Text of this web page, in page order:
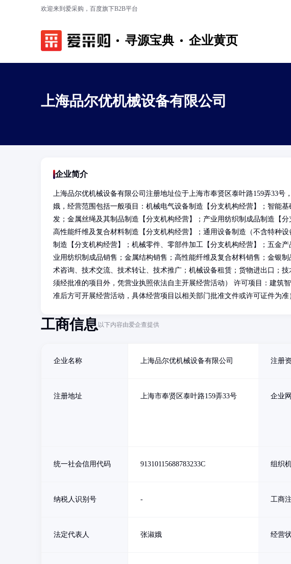
欢迎来到爱采购，百度旗下B2B平台
寻源宝典 企业黄页
上海品尔优机械设备有限公司
企业简介
上海品尔优机械设备有限公司注册地址位于上海市奉贤区泰叶路159弄33
娥，经营范围包括一般项目：机械电气设备制造【分支机构经营】；智能
发；金属丝绳及其制品制造【分支机构经营】；产业用纺织制成品制造【
高性能纤维及复合材料制造【分支机构经营】；通用设备制造（不含特种
制造【分支机构经营】；机械零件、零部件加工【分支机构经营】；五金
业用纺织制成品销售；金属结构销售；高性能纤维及复合材料销售；金银
术咨询、技术交流、技术转让、技术推广；机械设备租赁；货物进出口；
须经批准的项目外，凭营业执照依法自主开展经营活动） 许可项目：建筑
准后方可开展经营活动，具体经营项目以相关部门批准文件或许可证件为准
工商信息以下内容由爱企查提供
企业名称 上海品尔优机械设备有限公司 注册
注册地址 上海市奉贤区泰叶路159弄33号 企业
统一社会信用代码 91310115688783233C 组织
纳税人识别号 - 工商
法定代表人 张淑娥 经营